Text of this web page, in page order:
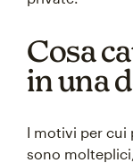
Cosa
in una
I motivi per cui
sono